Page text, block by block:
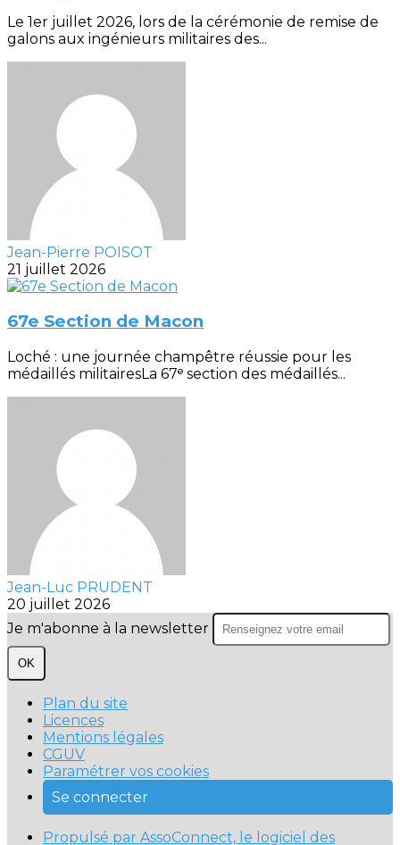
Le 1er juillet 2026, lors de la cérémonie de remise de
galons aux ingénieurs militaires des...
Jean-Pierre POISOT
21 juillet 2026
67e Section de Macon
Loché : une journée champêtre réussie pour les
médaillés militairesLa 67ᵉ section des médaillés...
Jean-Luc PRUDENT
20 juillet 2026
Je m'abonne à la newsletter
OK
Plan du site
Licences
Mentions légales
CGUV
Paramétrer vos cookies
Se connecter
Propulsé par AssoConnect, le logiciel des